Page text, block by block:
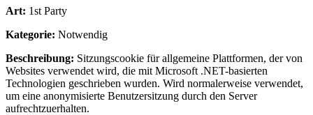
Art: 1st Party
Kategorie: Notwendig
Beschreibung: Sitzungscookie für allgemeine Plattformen, der von
Websites verwendet wird, die mit Microsoft .NET-basierten
Technologien geschrieben wurden. Wird normalerweise verwendet,
um eine anonymisierte Benutzersitzung durch den Server
aufrechtzuerhalten.